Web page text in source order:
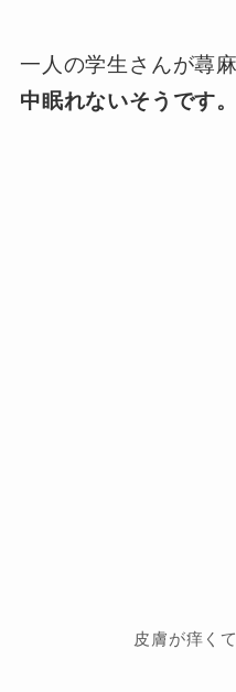
一人の学生さんが蕁
中眠れないそうです。
皮膚が痒く